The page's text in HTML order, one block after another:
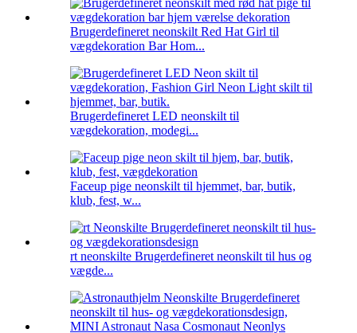
Brugerdefineret neonskilt Red Hat Girl til
vægdekoration Bar Hom...
Brugerdefineret LED neonskilt til
vægdekoration, modegi...
Faceup pige neonskilt til hjemmet, bar, butik,
klub, fest, w...
rt neonskilte Brugerdefineret neonskilt til hus og
vægde...